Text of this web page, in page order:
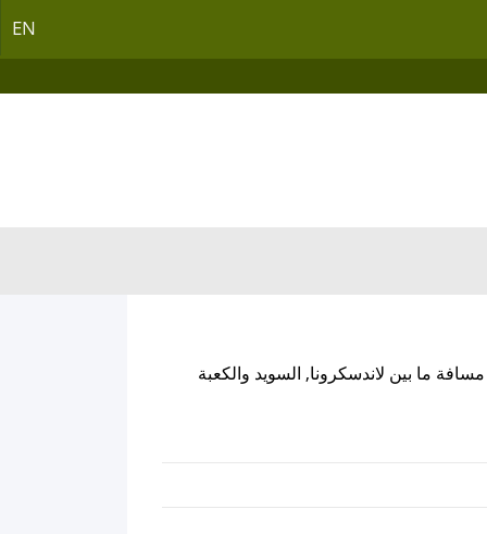
EN
ما بين لاندسكرونا, السويد والكعبة